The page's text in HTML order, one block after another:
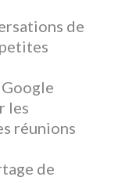
de
les
réunions
de